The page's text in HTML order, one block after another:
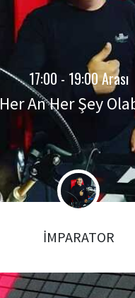
17:00 - 19:00 Arası
Her An Her Şey
İMPARATOR